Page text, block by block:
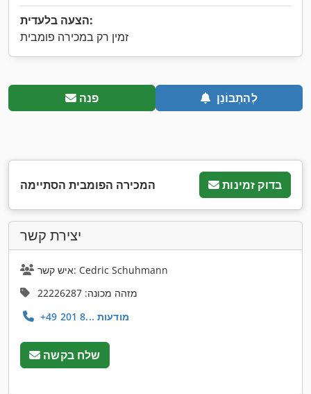
הצעה בלעדית:
זמין רק במכירה פומבית
פנה לְהִתְבּוֹנֵן
המכירה הפומבית הסתיימה בדוק זמינות
יצירת קשר
איש קשר: Cedric Schuhmann
מזהה מכונה: 22226287
+49 201 8... מודעות
שלח בקשה